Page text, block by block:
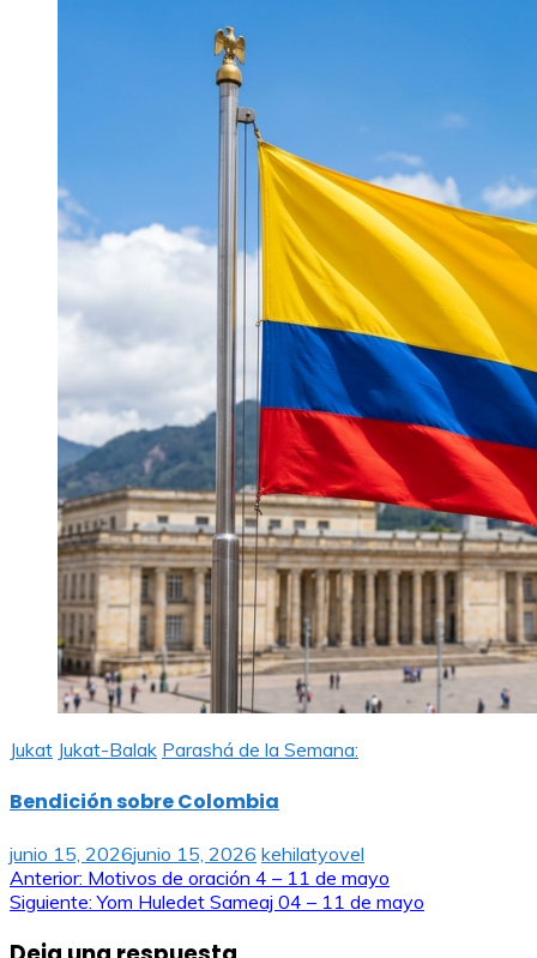
Jukat Jukat-Balak Parashá de la Semana:
Bendición sobre Colombia
junio 15, 2026junio 15, 2026 kehilatyovel
Navegación
Anterior: Motivos de oración 4 – 11 de mayo
Siguiente: Yom Huledet Sameaj 04 – 11 de mayo